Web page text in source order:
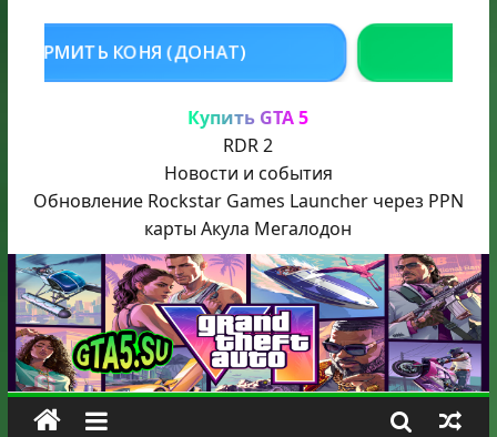
(ДОНАТ)
Купить GTA 5
RDR 2
Новости и события
Обновление Rockstar Games Launcher через PPN
карты Акула Мегалодон